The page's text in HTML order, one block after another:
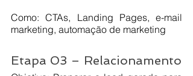
Como: CTAs, Landing Pages, e-mail
marketing, automação de marketing
Etapa 03 – Relacionamento